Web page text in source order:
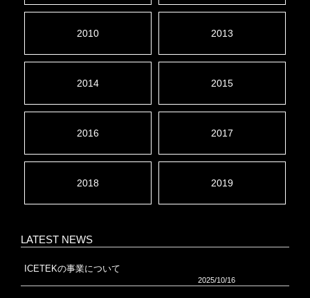
2010 2013
2014 2015
2016 2017
2018 2019
LATEST NEWS
ICETEKの事業について
2025/10/16